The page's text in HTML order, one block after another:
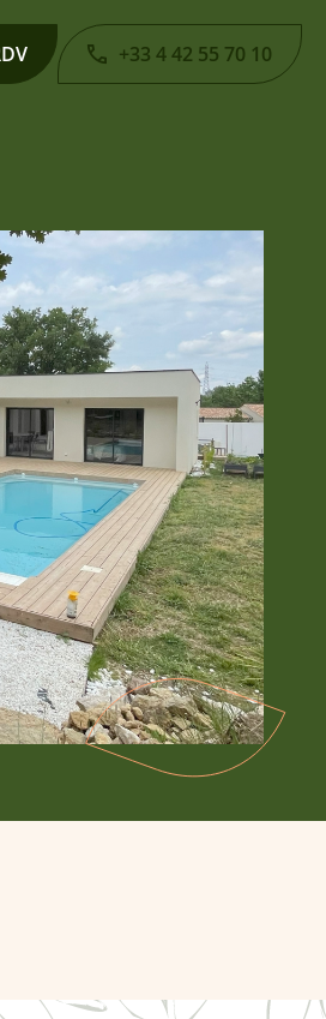
+33 4 42 55 70 10